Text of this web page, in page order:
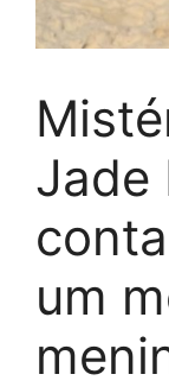
Jade
um